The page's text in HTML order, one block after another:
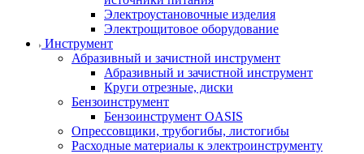
Электроустановочные изделия
Электрощитовое оборудование
Инструмент
Абразивный и зачистной инструмент
Абразивный и зачистной инструмент
Круги отрезные, диски
Бензоинструмент
Бензоинструмент OASIS
Опрессовщики, трубогибы, листогибы
Расходные материалы к электроинструменту